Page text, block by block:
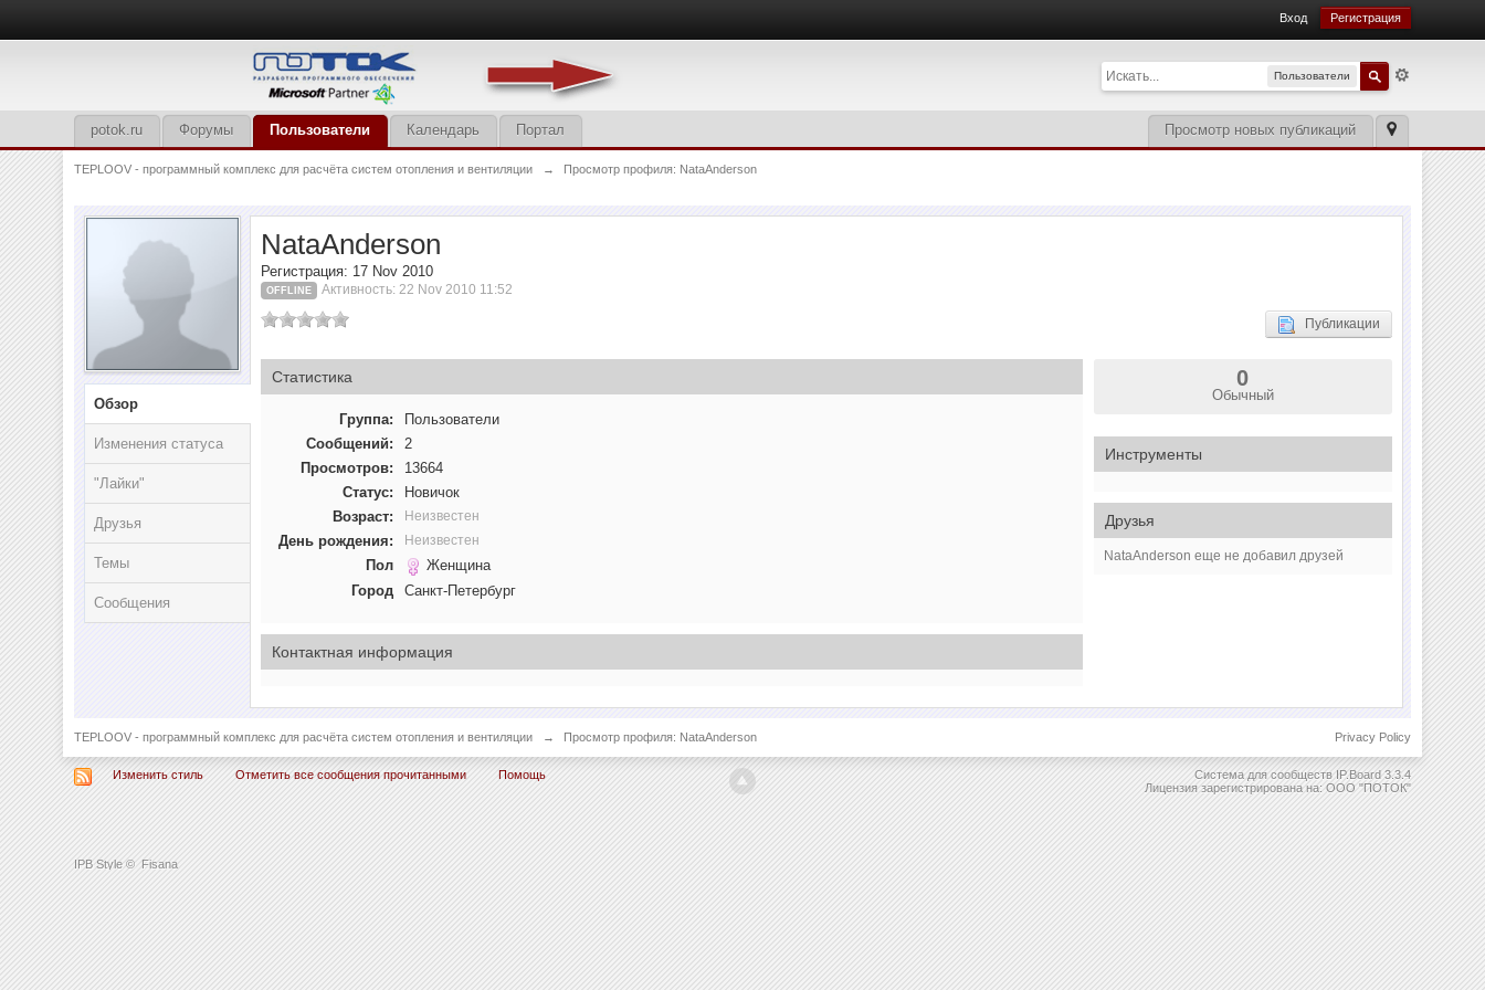
IPB Style © Fisana
Вход Регистрация
Пользователи
Просмотр новых публикаций
potok.ru Форумы Пользователи Календарь Портал
TEPLOOV - программный комплекс для расчёта систем отопления и вентиляции → Просмотр профиля: NataAnderson
Обзор
Изменения статуса
"Лайки"
Друзья
Темы
Сообщения
NataAnderson
Регистрация: 17 Nov 2010
OFFLINE Активность: 22 Nov 2010 11:52
Публикации
Статистика
Группа:
Пользователи
Сообщений:
2
Просмотров:
13664
Статус:
Новичок
Возраст:
Неизвестен
День рождения: Неизвестен
Пол
Женщина
Город
Санкт-Петербург
Контактная информация
0
Обычный
Инструменты
Друзья
NataAnderson еще не добавил друзей
TEPLOOV - программный комплекс для расчёта систем отопления и вентиляции → Просмотр профиля: NataAnderson Privacy Policy
Изменить стиль Отметить все сообщения прочитанными Помощь Система для сообществ IP.Board 3.3.4
Лицензия зарегистрирована на: ООО "ПОТОК"